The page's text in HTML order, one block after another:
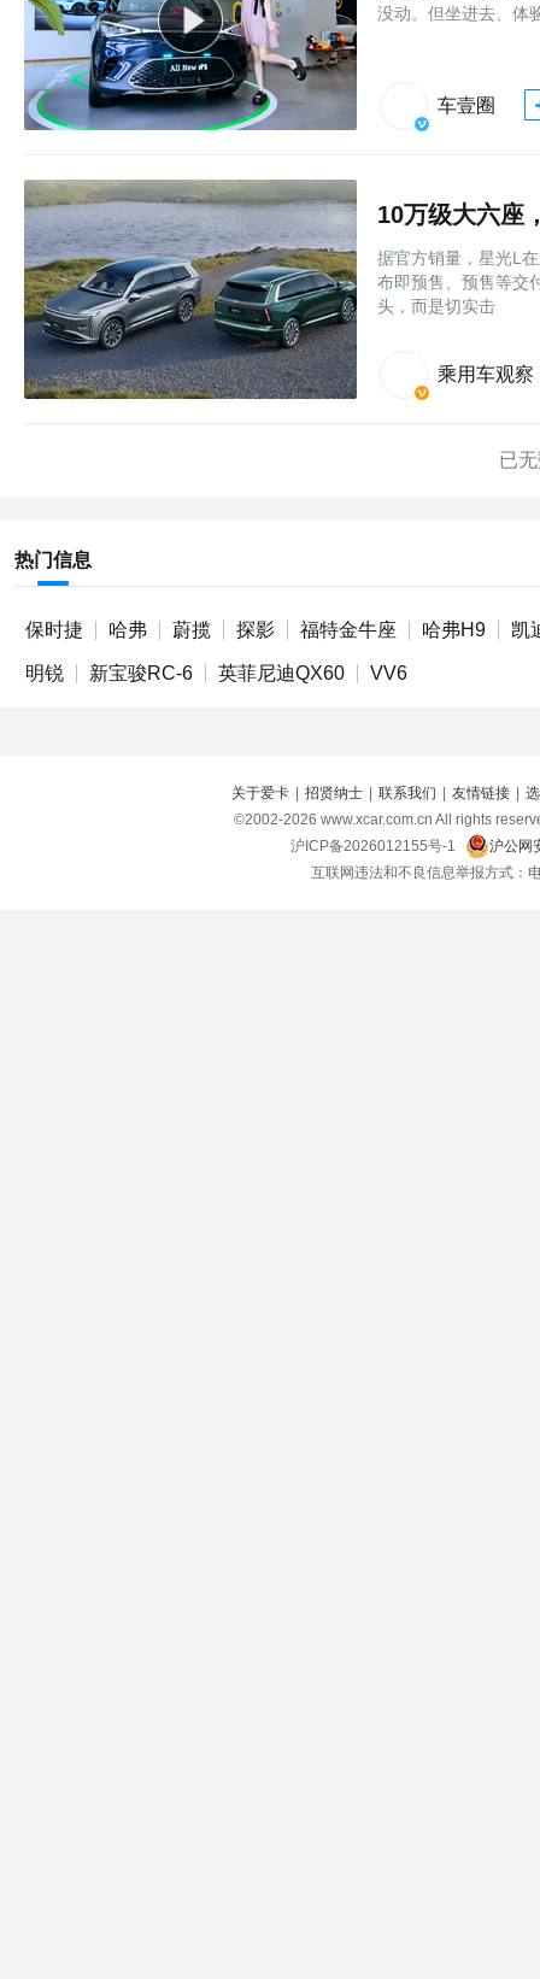
没动。但坐进去、体
车壹圈
10万级大六座
据官方销量，星光L
布即预售、预售等交
头，而是切实击
乘用车观察
已
热门信息
保时捷 哈弗 蔚揽 探影 福特金牛座 哈弗H9 凯
明锐 新宝骏RC-6 英菲尼迪QX60 VV6
关于爱卡 | 招贤纳士 | 联系我们 | 友情链接 |
©2002-2026 www.xcar.com.cn All rights
沪ICP备2026012155号-1
沪公网
互联网违法和不良信息举报方式：